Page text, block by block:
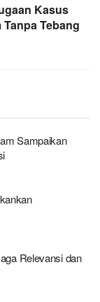
Kasus
Tebang
Sampaikan
Relevansi dan